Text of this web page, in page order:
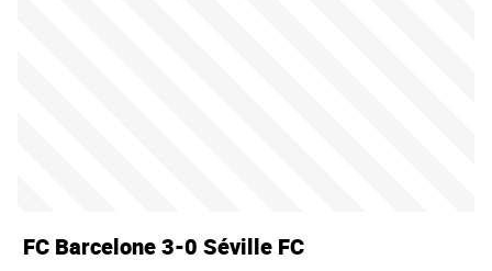
FC Barcelone 3-0 Séville FC